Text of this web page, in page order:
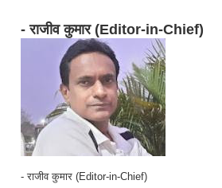
- राजीव कुमार (Editor-in-Chief)
- राजीव कुमार (Editor-in-Chief)